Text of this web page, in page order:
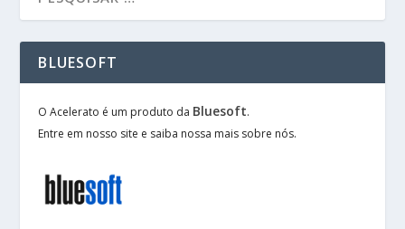
BLUESOFT
O Acelerato é um produto da Bluesoft.
Entre em nosso site e saiba nossa mais sobre nós.